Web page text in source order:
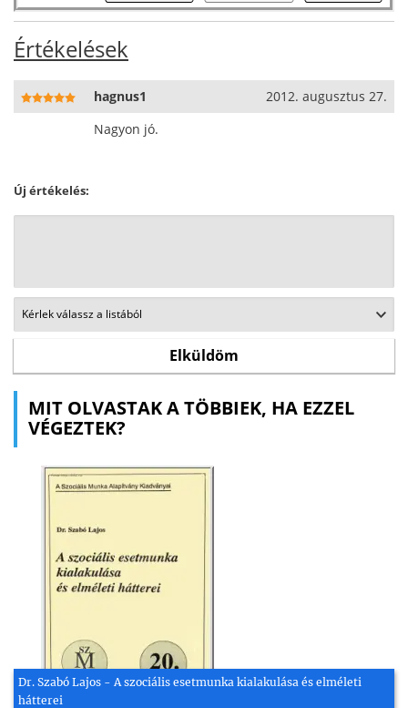
Értékelések
hagnus1
2012. augusztus 27.
Nagyon jó.
Új értékelés:
MIT OLVASTAK A TÖBBIEK, HA EZZEL
VÉGEZTEK?
Dr. Szabó Lajos - A szociális esetmunka kialakulása és elméleti
hátterei